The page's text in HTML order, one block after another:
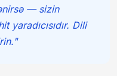
— sizin
yaradıcısıdır. Dili